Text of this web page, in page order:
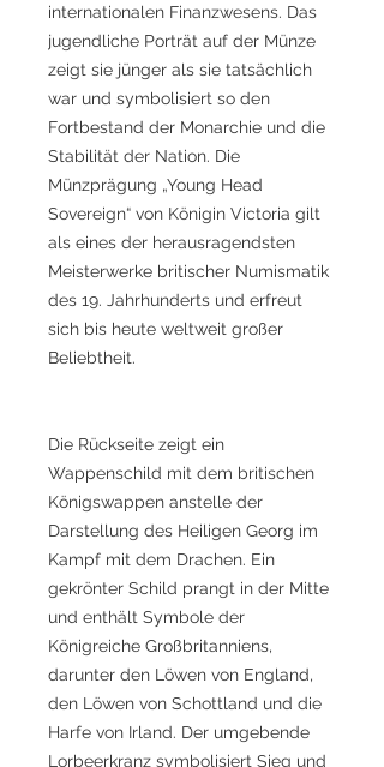
internationalen Finanzwesens. Das
jugendliche Porträt auf der Münze
zeigt sie jünger als sie tatsächlich
war und symbolisiert so den
Fortbestand der Monarchie und die
Stabilität der Nation. Die
Münzprägung „Young Head
Sovereign“ von Königin Victoria gilt
als eines der herausragendsten
Meisterwerke britischer Numismatik
des 19. Jahrhunderts und erfreut
sich bis heute weltweit großer
Beliebtheit.
Die Rückseite zeigt ein
Wappenschild mit dem britischen
Königswappen anstelle der
Darstellung des Heiligen Georg im
Kampf mit dem Drachen. Ein
gekrönter Schild prangt in der Mitte
und enthält Symbole der
Königreiche Großbritanniens,
darunter den Löwen von England,
den Löwen von Schottland und die
Harfe von Irland. Der umgebende
Lorbeerkranz symbolisiert Sieg und